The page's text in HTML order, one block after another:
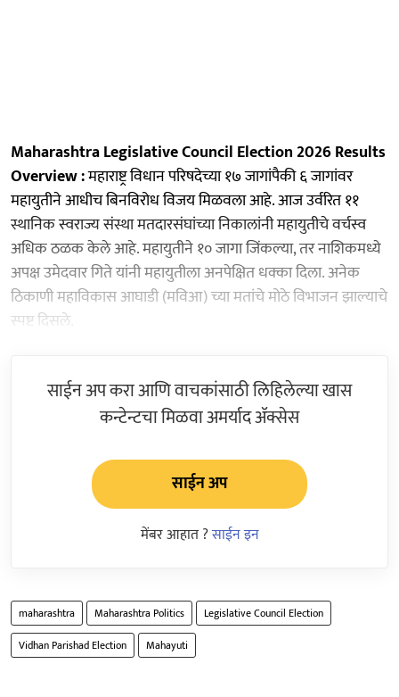
Maharashtra Legislative Council Election 2026 Results
Overview :महाराष्ट्र विधान परिषदेच्या १७ जागांपैकी ६ जागांवर
महायुतीने आधीच बिनविरोध विजय मिळवला आहे. आज उर्वरित ११
स्थानिक स्वराज्य संस्था मतदारसंघांच्या निकालांनी महायुतीचे वर्चस्व
अधिक ठळक केले आहे. महायुतीने १० जागा जिंकल्या, तर नाशिकमध्ये
अपक्ष उमेदवार गिते यांनी महायुतीला अनपेक्षित धक्का दिला. अनेक
ठिकाणी महाविकास आघाडी (मविआ) च्या मतांचे मोठे विभाजन झाल्याचे
स्पष्ट दिसले.
साईन अप करा आणि वाचकांसाठी लिहिलेल्या खास
कन्टेन्टचा मिळवा अमर्याद ॲक्सेस
साईन अप
मेंबर आहात ?साईन इन
maharashtra Maharashtra Politics
Legislative Council Election
Vidhan Parishad Election
Mahayuti